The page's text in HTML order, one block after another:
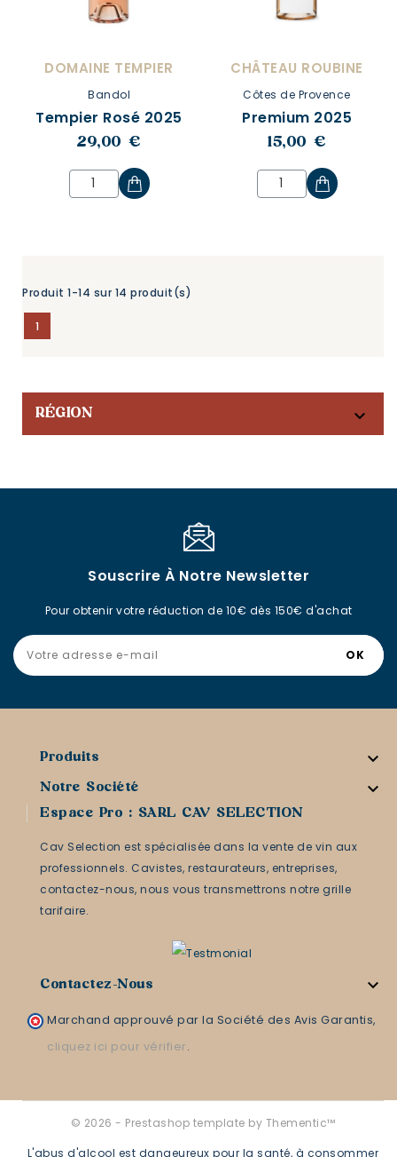
DOMAINE TEMPIER
Bandol
Tempier Rosé 2025
29,00 €
CHÂTEAU ROUBINE
Côtes de Provence
Premium 2025
15,00 €
Produit 1-14 sur 14 produit(s)
1
RÉGION 
Souscrire À Notre Newsletter
Pour obtenir votre réduction de 10€ dès 150€ d'achat
Produits 
Notre Société 
Espace Pro : SARL CAV SELECTION
Cav Selection est spécialisée dans la vente de vin aux
professionnels. Cavistes, restaurateurs, entreprises,
contactez-nous, nous vous transmettrons notre grille
tarifaire.
Contactez-Nous 
Marchand approuvé par la Société des Avis Garantis,
cliquez ici pour vérifier.
© 2026 - Prestashop template by Thementic™
L'abus d'alcool est dangeureux pour la santé, à consommer